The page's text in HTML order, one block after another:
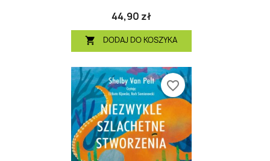
44,90 zł
 DODAJ DO KOSZYKA
favorite_border